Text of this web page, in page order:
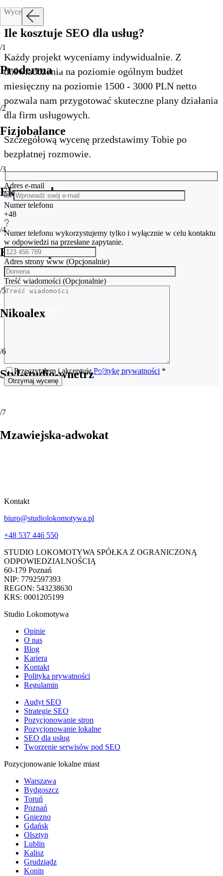
/1
Proderma
/2
Fizjobalance
/3
Eko grand
/4
Bear-wrap
/5
Nikoalex
/6
Styl-studio-wnetrz
/7
Mzawiejska-adwokat
Wycena
Ile kosztuje SEO dla usług?
Każdy projekt wyceniamy indywidualnie. Z
doświadczenia na poziomie ogólnym budżet
miesięczny na poziomie 1500 - 3000 PLN netto
pozwala nam przygotować skuteczne plany działania
dla firm usługowych.
Szczegółową wycenę przedstawimy Tobie po
bezpłatnej rozmowie.
Adres e-mail
Numer telefonu
+48
Numer telefonu wykorzystujemy tylko i wyłącznie w celu kontaktu
w odpowiedzi na przesłane zapytanie.
Adres strony www (Opcjonalnie)
Treść wiadomości (Opcjonalnie)
Przeczytałem i akceptujęPolitykę prywatności *
Kontakt
biuro@studiolokomotywa.pl
+48 537 446 550
STUDIO LOKOMOTYWA SPÓŁKA Z OGRANICZONĄ
ODPOWIEDZIALNOŚCIĄ
60-179 Poznań
NIP: 7792597393
REGON: 543238630
KRS: 0001205199
Studio Lokomotywa
Opinie
O nas
Blog
Kariera
Kontakt
Polityka prywatności
Regulamin
Audyt SEO
Strategie SEO
Pozycjonowanie stron
Pozycjonowanie lokalne
SEO dla usług
Tworzenie serwisów pod SEO
Pozycjonowanie lokalne miast
Warszawa
Bydgoszcz
Toruń
Poznań
Gniezno
Gdańsk
Olsztyn
Lublin
Kalisz
Grudziądz
Konin